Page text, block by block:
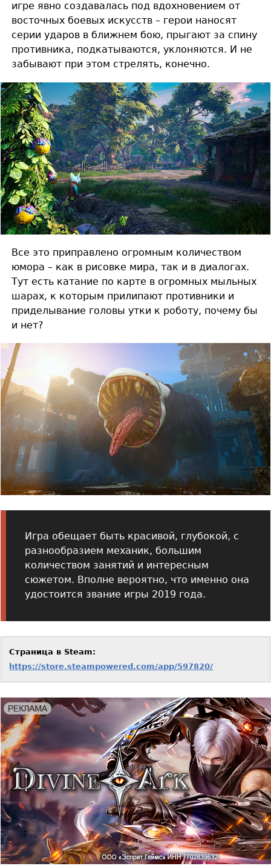
игре явно создавалась под вдохновением от
восточных боевых искусств – герои наносят
серии ударов в ближнем бою, прыгают за спину
противника, подкатываются, уклоняются. И не
забывают при этом стрелять, конечно.
Все это приправлено огромным количеством
юмора – как в рисовке мира, так и в диалогах.
Тут есть катание по карте в огромных мыльных
шарах, к которым прилипают противники и
приделывание головы утки к роботу, почему бы
и нет?
Игра обещает быть красивой, глубокой, с
разнообразием механик, большим
количеством занятий и интересным
сюжетом. Вполне вероятно, что именно она
удостоится звание игры 2019 года.
Страница в Steam:
https://store.steampowered.com/app/597820/